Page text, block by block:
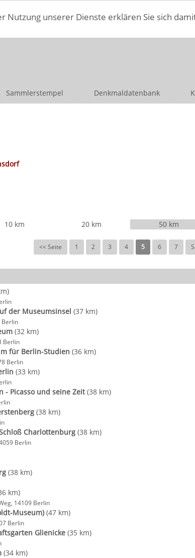
unserer Dienste erklären Sie sich
Sammlerstempel Denkmaldatenbank
10 km 20 km 50 km
<< Seite 1 2 3 4 5 6 7
der Museumsinsel (37 km)
Berlin
(32 km)
Berlin
für Berlin-Studien (36 km)
Berlin
(33 km)
- Picasso und seine Zeit(38 km)
(38 km)
Charlottenburg (38 km)
Berlin
(38 km)
km)
14109 Berlin
Museum) (47 km)
Berlin
Glienicke (35 km)
(34 km)